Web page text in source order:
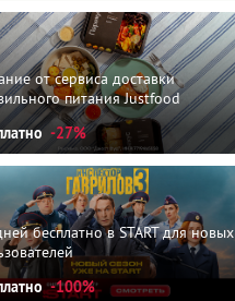
от сервиса доставки
питания Justfood
-27%
бесплатно в START для новых
-100%